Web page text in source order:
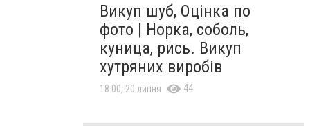
Викуп шуб, Оцінка по
фото | Норка, соболь,
куница, рись. Викуп
хутряних виробів
18:00, 20 липня 44